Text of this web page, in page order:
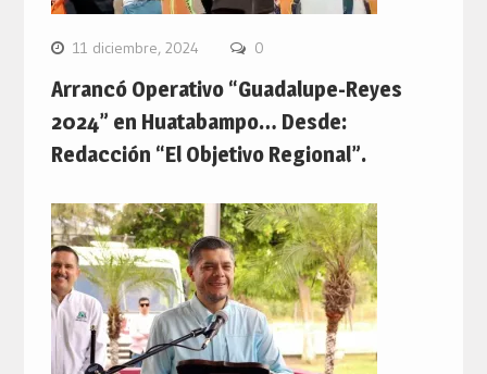
11 diciembre, 2024 0
Arrancó Operativo “Guadalupe-Reyes
2024” en Huatabampo… Desde:
Redacción “El Objetivo Regional”.